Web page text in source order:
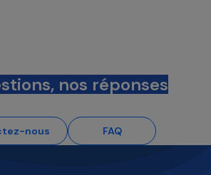
nos réponses
nous FAQ